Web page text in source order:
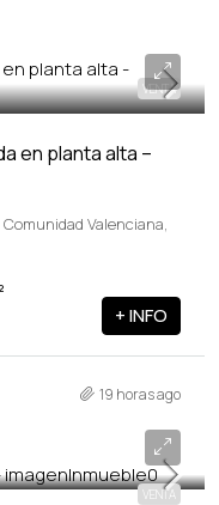
VENTA
en planta alta –
Valenciana,
+ INFO
19 horas ago
VENTA